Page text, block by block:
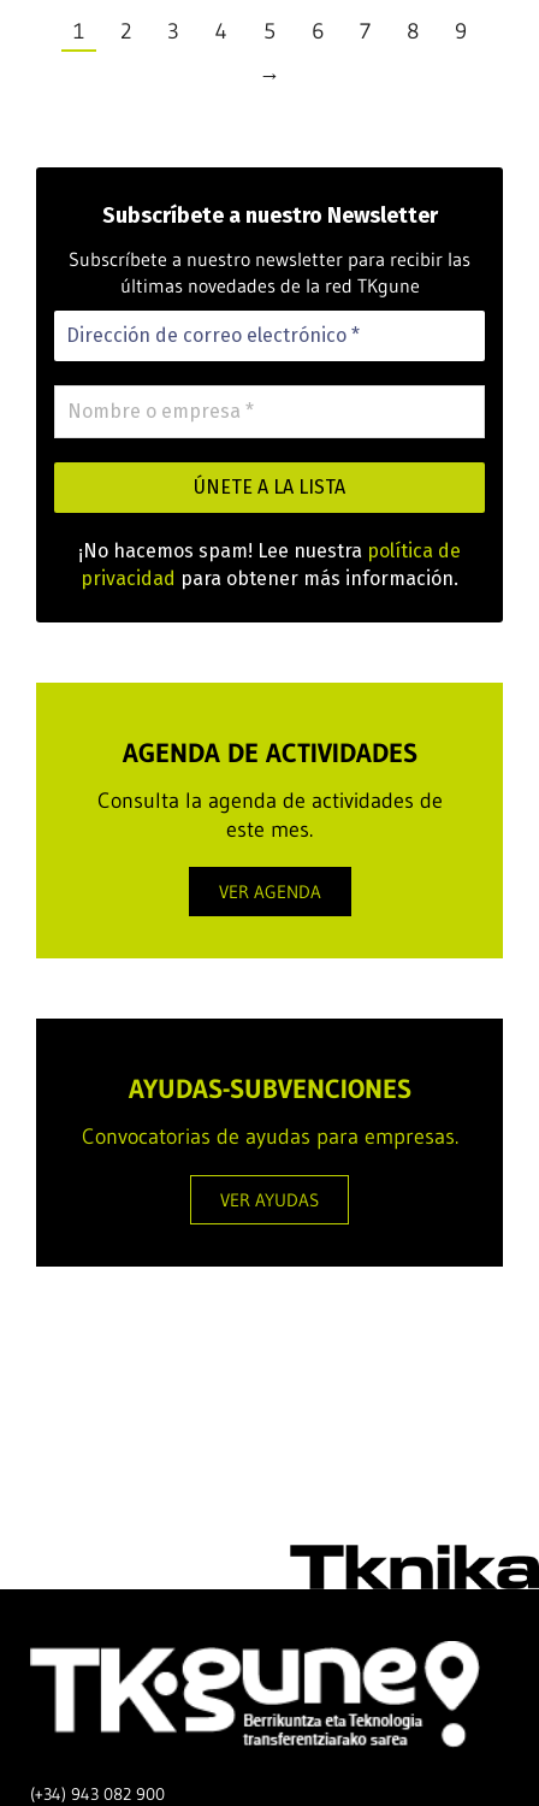
1 2 3 4 5 6 7 8
9
→
Subscríbete a nuestro Newsletter
Subscríbete a nuestro newsletter para recibir las
últimas novedades de la red TKgune
¡No hacemos spam! Lee nuestra política de
privacidad para obtener más información.
AGENDA DE ACTIVIDADES
Consulta la agenda de actividades de
este mes.
VER AGENDA
AYUDAS-SUBVENCIONES
Convocatorias de ayudas para empresas.
VER AYUDAS
(+34) 943 082 900